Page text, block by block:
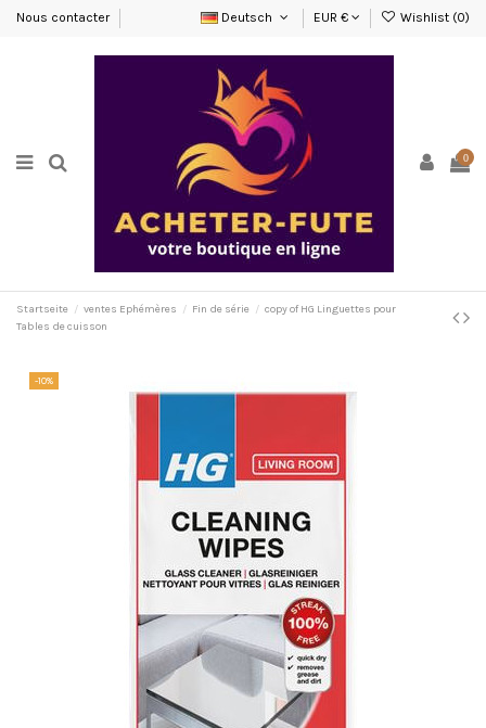
Nous contacter Deutsch EUR € Wishlist (0)
0
Startseite ventes Ephémères Fin de série
copy of HG Linguettes pour
Tables de cuisson
-10%